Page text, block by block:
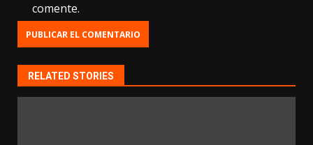
comente.
RELATED STORIES